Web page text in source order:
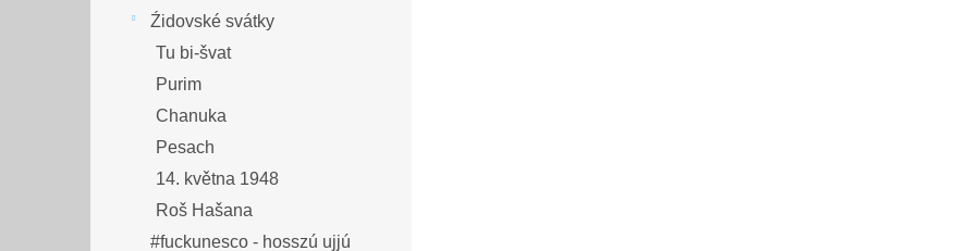
Źidovské svátky
Tu bi-švat
Purim
Chanuka
Pesach
14. května 1948
Roš Hašana
#fuckunesco - hosszú ujjú